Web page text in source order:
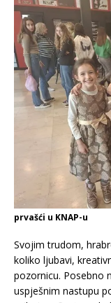
prvašći u KNAP-u
Svojim trudom,
koliko ljubavi,
pozornicu. Posebno
uspješnim nastupu